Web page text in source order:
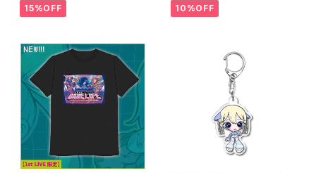
15%OFF 10%OFF